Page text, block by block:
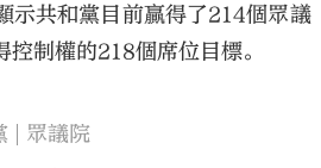
示共和黨目前贏得了214個眾議
控制權的218個席位目標。
眾議院